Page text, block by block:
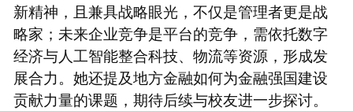
新精神，且兼具战略眼光，不仅是管理者更是战
略家；未来企业竞争是平台的竞争，需依托数字
经济与人工智能整合科技、物流等资源，形成发
展合力。她还提及地方金融如何为金融强国建设
贡献力量的课题，期待后续与校友进一步探讨。